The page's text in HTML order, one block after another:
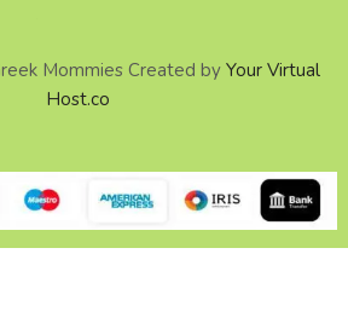
Mommies Created by Your Virtual
Host.co